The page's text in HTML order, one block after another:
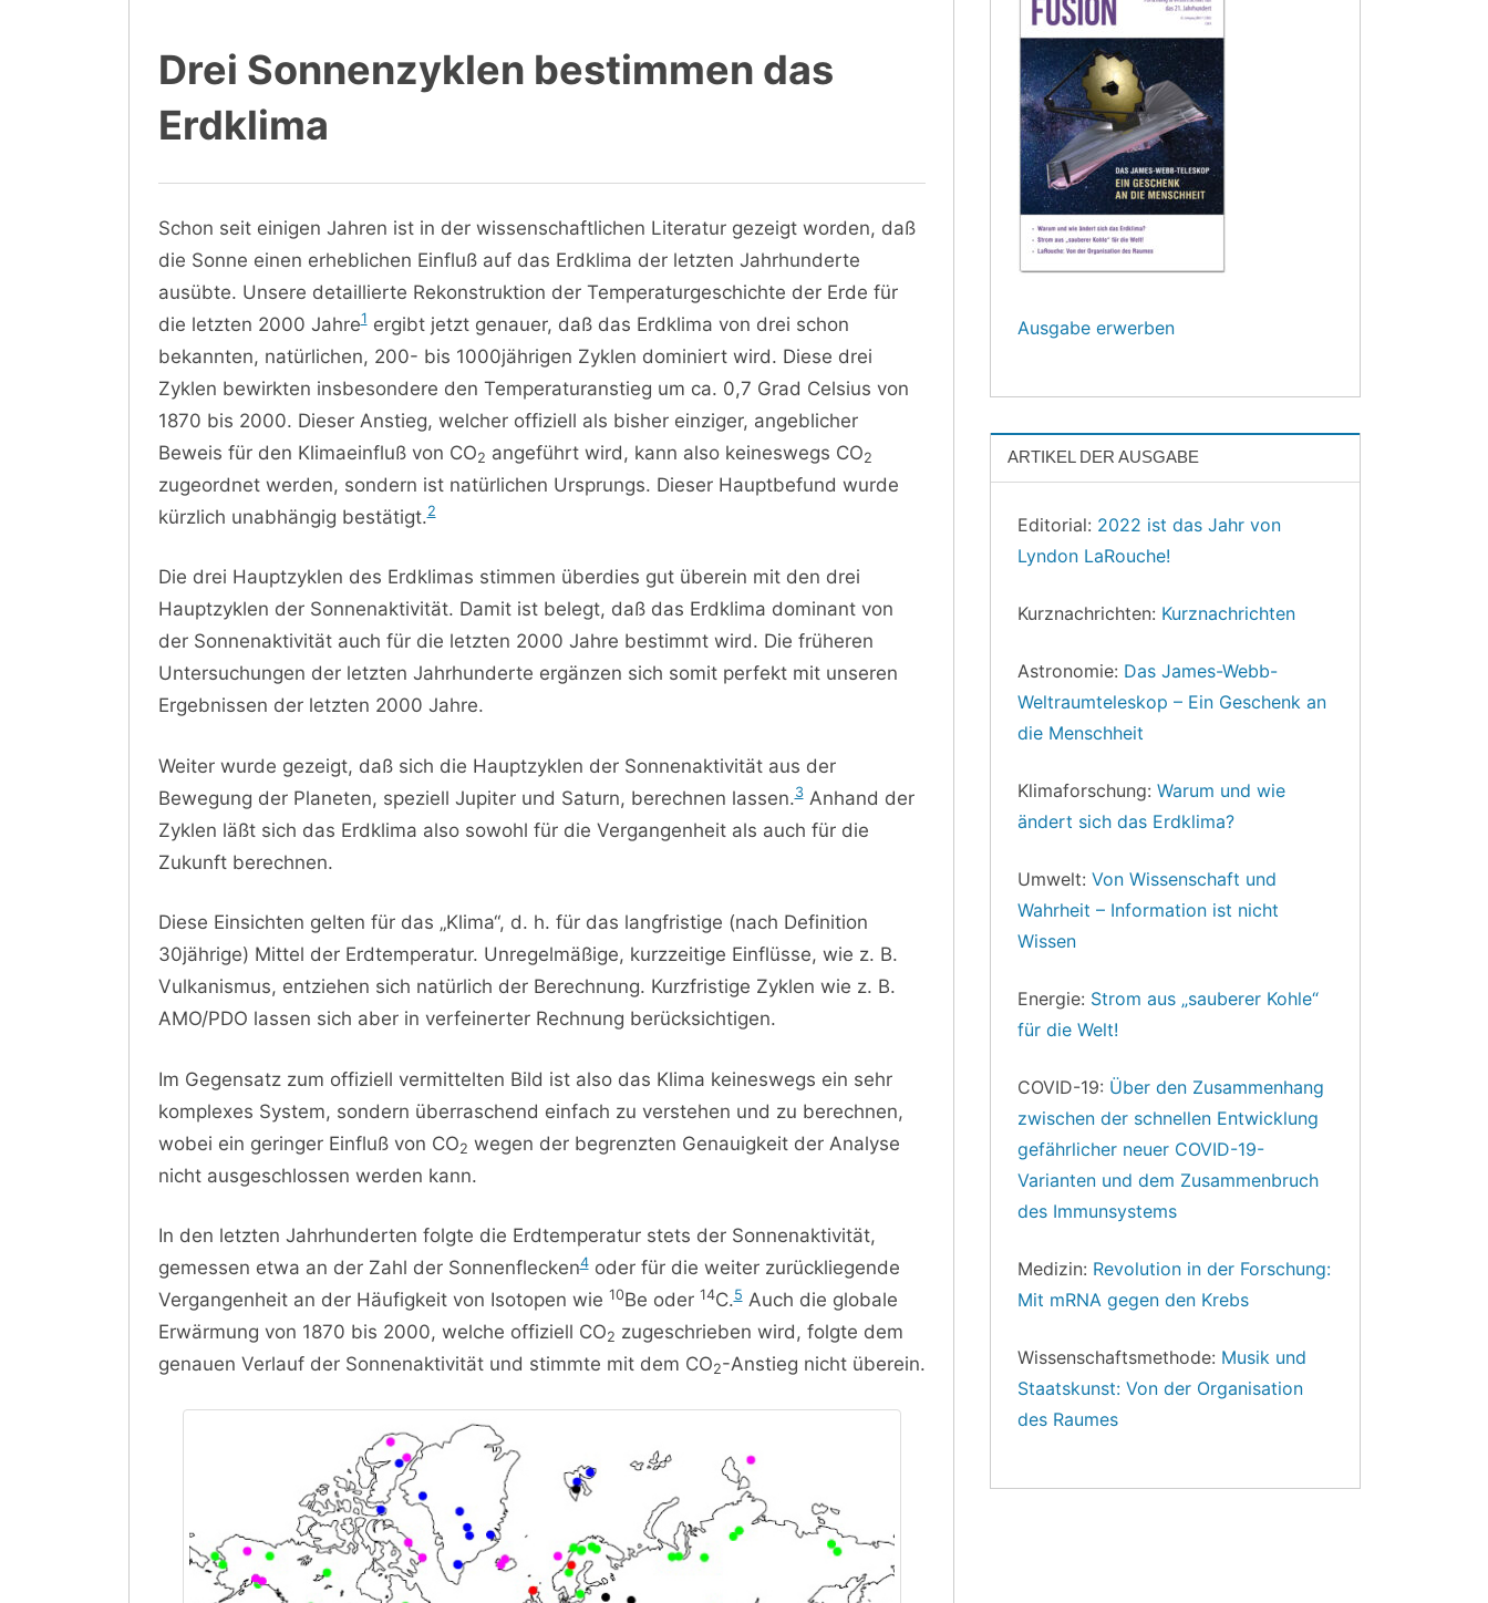
Drei Sonnenzyklen bestimmen das
Erdklima
Schon seit einigen Jahren ist in der wissenschaftlichen Literatur gezeigt worden, daß
die Sonne einen erheblichen Einfluß auf das Erdklima der letzten Jahrhunderte
ausübte. Unsere detaillierte Rekonstruktion der Temperaturgeschichte der Erde für
die letzten 2000 Jahre1ergibt jetzt genauer, daß das Erdklima von drei schon
bekannten, natürlichen, 200- bis 1000jährigen Zyklen dominiert wird. Diese drei
Zyklen bewirkten insbesondere den Temperaturanstieg um ca. 0,7 Grad Celsius von
1870 bis 2000. Dieser Anstieg, welcher offiziell als bisher einziger, angeblicher
Beweis für den Klimaeinfluß von CO2 angeführt wird, kann also keineswegs CO2
zugeordnet werden, sondern ist natürlichen Ursprungs. Dieser Hauptbefund wurde
kürzlich unabhängig bestätigt.2
Die drei Hauptzyklen des Erdklimas stimmen überdies gut überein mit den drei
Hauptzyklen der Sonnenaktivität. Damit ist belegt, daß das Erdklima dominant von
der Sonnenaktivität auch für die letzten 2000 Jahre bestimmt wird. Die früheren
Untersuchungen der letzten Jahrhunderte ergänzen sich somit perfekt mit unseren
Ergebnissen der letzten 2000 Jahre.
Weiter wurde gezeigt, daß sich die Hauptzyklen der Sonnenaktivität aus der
Bewegung der Planeten, speziell Jupiter und Saturn, berechnen lassen.3Anhand der
Zyklen läßt sich das Erdklima also sowohl für die Vergangenheit als auch für die
Zukunft berechnen.
Diese Einsichten gelten für das „Klima“, d. h. für das langfristige (nach Definition
30jährige) Mittel der Erdtemperatur. Unregelmäßige, kurzzeitige Einflüsse, wie z. B.
Vulkanismus, entziehen sich natürlich der Berechnung. Kurzfristige Zyklen wie z. B.
AMO/PDO lassen sich aber in verfeinerter Rechnung berücksichtigen.
Im Gegensatz zum offiziell vermittelten Bild ist also das Klima keineswegs ein sehr
komplexes System, sondern überraschend einfach zu verstehen und zu berechnen,
wobei ein geringer Einfluß von CO2 wegen der begrenzten Genauigkeit der Analyse
nicht ausgeschlossen werden kann.
In den letzten Jahrhunderten folgte die Erdtemperatur stets der Sonnenaktivität,
gemessen etwa an der Zahl der Sonnenflecken4oder für die weiter zurückliegende
Vergangenheit an der Häufigkeit von Isotopen wie 10Be oder 14C.5Auch die globale
Erwärmung von 1870 bis 2000, welche offiziell CO2 zugeschrieben wird, folgte dem
genauen Verlauf der Sonnenaktivität und stimmte mit dem CO2-Anstieg nicht überein.
Ausgabe erwerben
ARTIKEL DER AUSGABE
Editorial: 2022 ist das Jahr von
Lyndon LaRouche!
Kurznachrichten: Kurznachrichten
Astronomie: Das James-Webb-
Weltraumteleskop – Ein Geschenk an
die Menschheit
Klimaforschung:Warum und wie
ändert sich das Erdklima?
Umwelt:Von Wissenschaft und
Wahrheit – Information ist nicht
Wissen
Energie: Strom aus „sauberer Kohle“
für die Welt!
COVID-19: Über den Zusammenhang
zwischen der schnellen Entwicklung
gefährlicher neuer COVID-19-
Varianten und dem Zusammenbruch
des Immunsystems
Medizin: Revolution in der Forschung:
Mit mRNA gegen den Krebs
Wissenschaftsmethode: Musik und
Staatskunst: Von der Organisation
des Raumes